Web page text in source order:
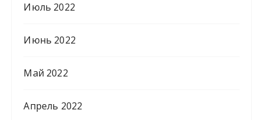
Июль 2022
Июнь 2022
Май 2022
Апрель 2022